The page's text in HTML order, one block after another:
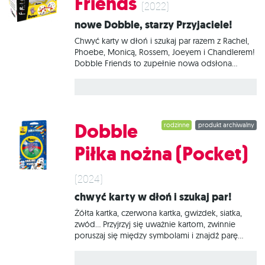
nie zwątp, dwie dowolne karty zawsze łączy
jeden wspólny obrazek. W Dobble można grać
na wiele sposobów, a 5 z nich jest
(2022)
Nowe Dobble, starzy Przyjaciele!
Chwyć karty w dłoń i szukaj par razem z Rachel,
Phoebe, Monicą, Rossem, Joeyem i Chandlerem!
Dobble Friends to zupełnie nowa odsłona
wszystko to w otoczeniu symboli znanych z
serialu „Przyjaciele”. Podstawowa zasada gry jest
niezwykle prosta: dowolne dwie karty z talii
Dobble zawsze łączy dokładnie jeden wspólny
symbol. Zadaniem graczy jest wypatrzenie go i
głośne nazwanie zanim zrobią to przeciwnicy! W
zależności od aktualnie rozgrywanego wyzwania
będziemy starali się pozbyć swoich kart
produkt archiwalny
rodzinne
Dobble
Piłka nożna (Pocket)
(2024)
Chwyć karty w dłoń i szukaj par!
Żółta kartka, czerwona kartka, gwizdek, siatka,
zwód… Przyjrzyj się uważnie kartom, zwinnie
poruszaj się między symbolami i znajdź parę